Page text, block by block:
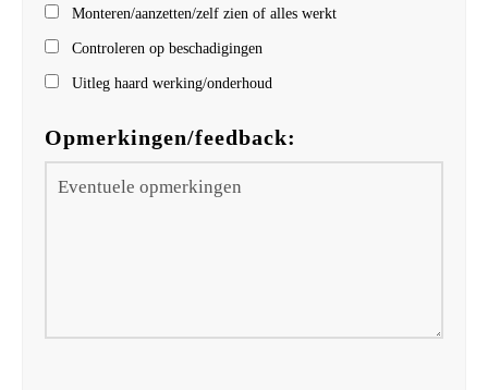
Monteren/aanzetten/zelf zien of alles werkt
Controleren op beschadigingen
Uitleg haard werking/onderhoud
Opmerkingen/feedback: